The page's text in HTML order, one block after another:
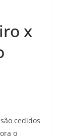
x
cedidos
o